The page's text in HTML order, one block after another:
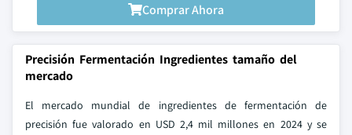
Comprar Ahora
Precisión Fermentación Ingredientes tamaño del
mercado
El mercado mundial de ingredientes de fermentación de
precisión fue valorado en USD 2,4 mil millones en 2024 y se